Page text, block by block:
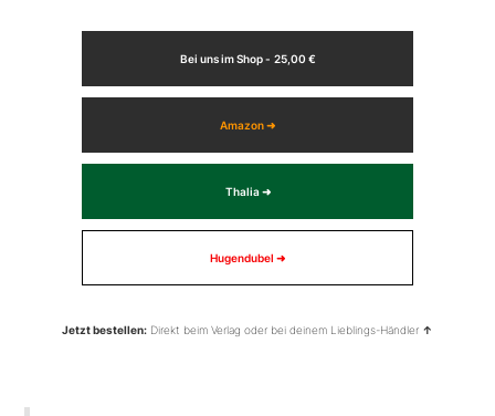
Bei uns im Shop - 25,00 €
Amazon ➜
Thalia ➜
Hugendubel ➜
Jetzt bestellen: Direkt beim Verlag oder bei deinem Lieblings-Händler ↑